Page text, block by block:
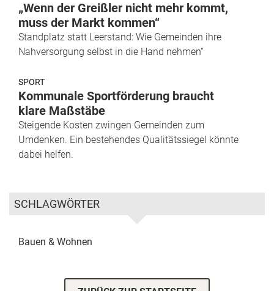
„Wenn der Greißler nicht mehr kommt,
muss der Markt kommen“
Standplatz statt Leerstand: Wie Gemeinden ihre
Nahversorgung selbst in die Hand nehmen“
SPORT
Kommunale Sportförderung braucht
klare Maßstäbe
Steigende Kosten zwingen Gemeinden zum
Umdenken. Ein bestehendes Qualitätssiegel könnte
dabei helfen.
SCHLAGWÖRTER
Bauen & Wohnen